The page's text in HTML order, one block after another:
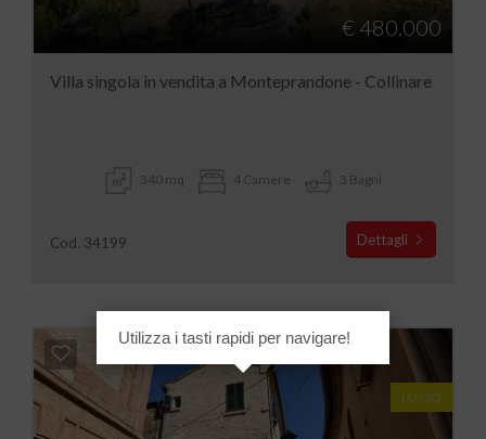
€ 480.000
Villa singola in vendita a Monteprandone - Collinare
340 mq 4 Camere 3 Bagni
Cod. 34199 Dettagli
LUSSO
Utilizza i tasti rapidi per navigare!